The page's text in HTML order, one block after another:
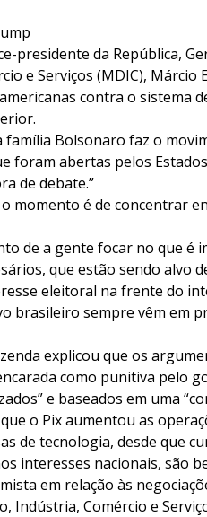
presidente da República,
e Serviços (MDIC),
contra o sistema
família Bolsonaro faz o
foram abertas pelos
de debate.”
momento é de concentrar
de a gente focar no que
que estão sendo alvo
eleitoral na frente do
brasileiro sempre vêm em
explicou que os
como punitiva pelo
e baseados em uma
o Pix aumentou as
de tecnologia, desde que
interesses nacionais, são
em relação às
Indústria, Comércio e